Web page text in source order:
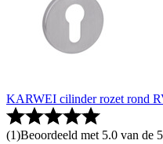
KARWEI cilinder rozet rond
(1)Beoordeeld met 5.0 van de